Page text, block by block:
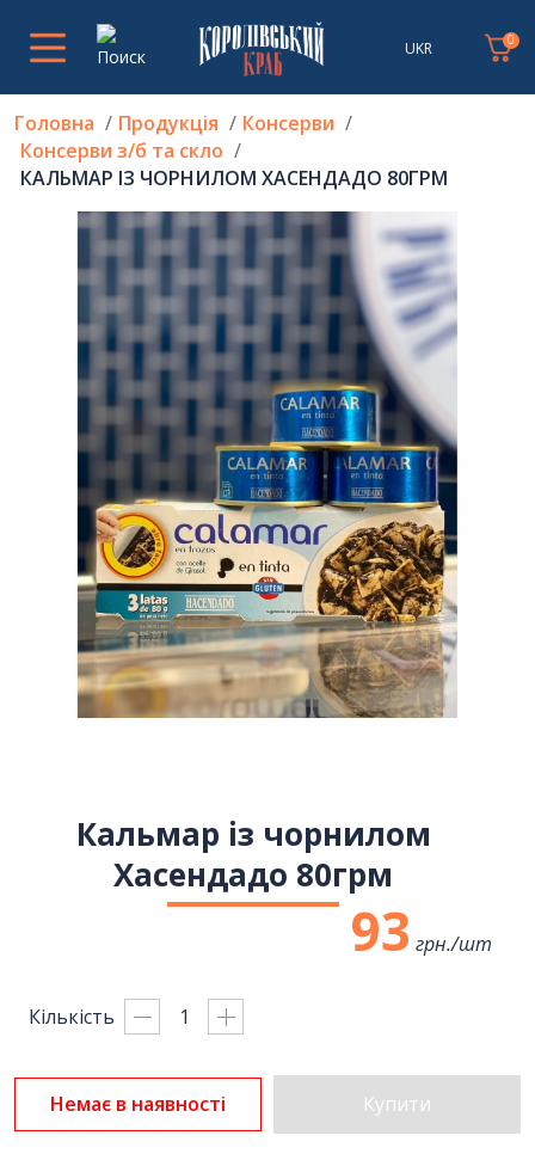
UKR 0
Головна Продукція
Консерви
Консерви з/б та скло
КАЛЬМАР ІЗ ЧОРНИЛОМ ХАСЕНДАДО 80ГРМ
Кальмар із чорнилом
Хасендадо 80грм
93 грн./шт
Кількість
Немає в наявності Купити